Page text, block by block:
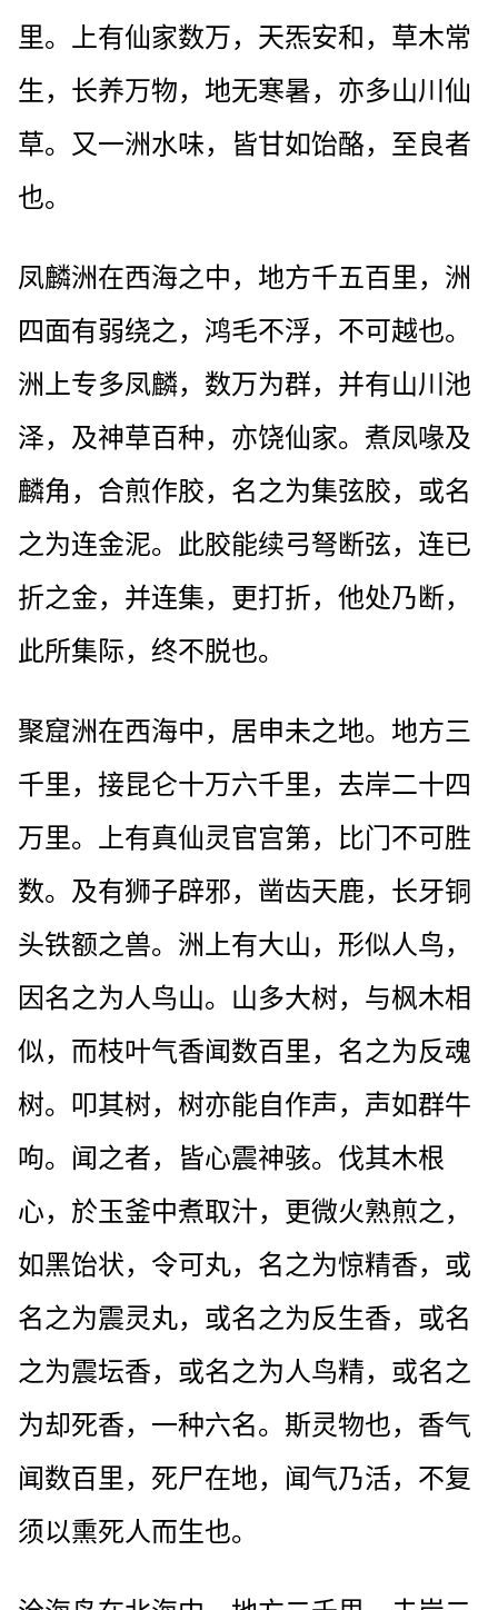
里。上有仙家数万，天炁安和，草木常
生，长养万物，地无寒暑，亦多山川仙
草。又一洲水味，皆甘如饴酪，至良者
也。
凤麟洲在西海之中，地方千五百里，洲
四面有弱绕之，鸿毛不浮，不可越也。
洲上专多凤麟，数万为群，并有山川池
泽，及神草百种，亦饶仙家。煮凤喙及
麟角，合煎作胶，名之为集弦胶，或名
之为连金泥。此胶能续弓弩断弦，连已
折之金，并连集，更打折，他处乃断，
此所集际，终不脱也。
聚窟洲在西海中，居申未之地。地方三
千里，接昆仑十万六千里，去岸二十四
万里。上有真仙灵官宫第，比门不可胜
数。及有狮子辟邪，凿齿天鹿，长牙铜
头铁额之兽。洲上有大山，形似人鸟，
因名之为人鸟山。山多大树，与枫木相
似，而枝叶气香闻数百里，名之为反魂
树。叩其树，树亦能自作声，声如群牛
呴。闻之者，皆心震神骇。伐其木根
心，於玉釜中煮取汁，更微火熟煎之，
如黑饴状，令可丸，名之为惊精香，或
名之为震灵丸，或名之为反生香，或名
之为震坛香，或名之为人鸟精，或名之
为却死香，一种六名。斯灵物也，香气
闻数百里，死尸在地，闻气乃活，不复
须以熏死人而生也。